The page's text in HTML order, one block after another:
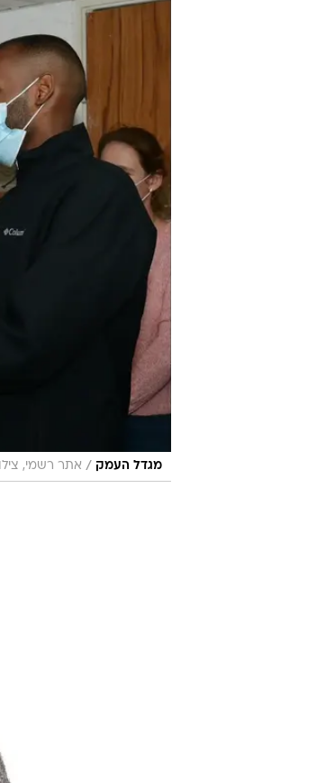
מגדל העמק / אתר רשמי,